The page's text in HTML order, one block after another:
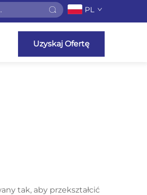
PL
Uzyskaj Ofertę
tak, aby przekształcić